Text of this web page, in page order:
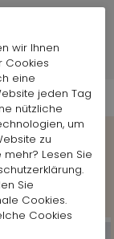
wir Ihnen
Cookies
eine
jeden Tag
nützliche
um
zu
Lesen Sie
Sie
Cookies.
Cookies